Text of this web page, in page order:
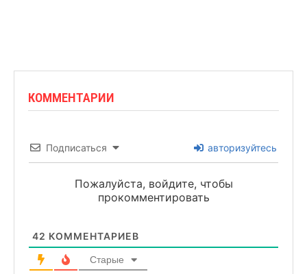
КОММЕНТАРИИ
Подписаться авторизуйтесь
Пожалуйста, войдите, чтобы
прокомментировать
42 КОММЕНТАРИЕВ
Старые